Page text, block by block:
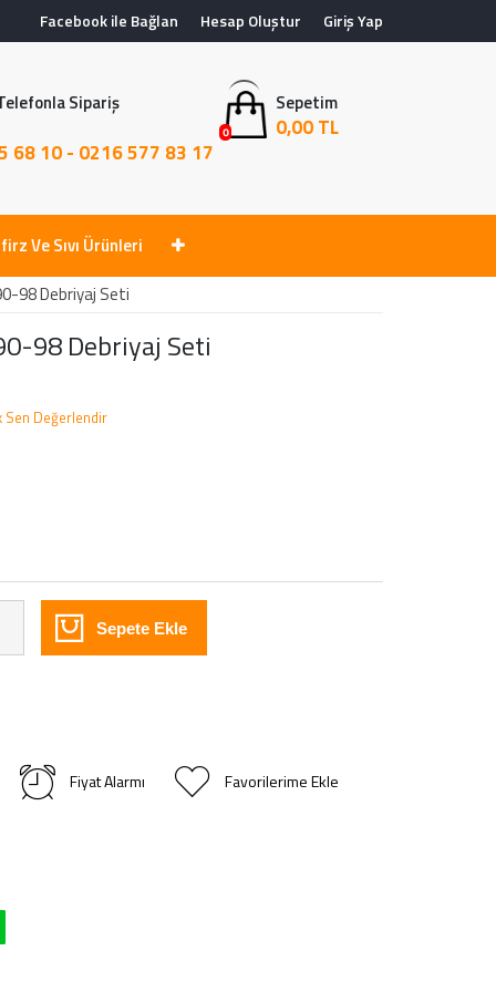
Giriş Yap
Hesap Oluştur
Facebook ile Bağlan
Sipariş
68 10 - 0216 577 83 17
0
Sepetim
0,00 TL
Ve Sıvı Ürünleri
98 Debriyaj Seti
98 Debriyaj Seti
Sen Değerlendir
Sepete Ekle
Fiyat Alarmı Favorilerime Ekle